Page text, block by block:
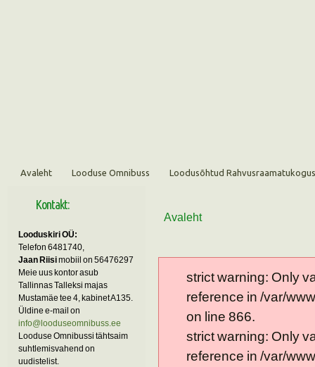
Avaleht Looduse Omnibuss Loodusõhtud Rahvusraamatukogus
Kontakt:
Looduskiri OÜ:
Telefon 6481740,
Jaan Riisimobiil on 56476297
Meie uus kontor asub
Tallinnas Talleksi majas
Mustamäe tee 4, kabinet A135.
Üldine e-mail on
info@looduseomnibuss.ee
Looduse Omnibussi tähtsaim
suhtlemisvahend on
uudistelist.
Avaleht
strict warning: Only
reference in /var/
on line 866.
strict warning: Only
reference in /var/